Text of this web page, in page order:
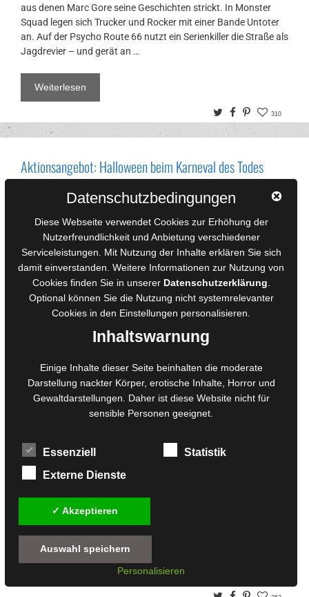
aus denen Marc Gore seine Geschichten strickt. In Monster
Squad legen sich Trucker und Rocker mit einer Bande Untoter
an. Auf der Psycho Route 66 nutzt ein Serienkiller die Straße als
Jagdrevier – und gerät an …
Weiterlesen
TwitterFacebook
Pinterest
310
Aktionsangebot: Halloween beim Karneval des Todes
Um sich so richtig schön auf den Schocktober und Halloween
euch serviert, zu einem grausamen Aktionspreis mit
Happen verbirgt sich in diesem tödlichen Buffet. Und hinter so
Grinsen. Bis zum 15. Schocktober 2019 …
Datenschutzbedingungen
Diese Webseite verwendet Cookies zur Erhöhung der
Nutzerfreundlichkeit und Anbietung verschiedener
Serviceleistungen. Mit Nutzung der Inhalte erklären Sie sich
damit einverstanden. Weitere Informationen zur Nutzung von
Cookies finden Sie in unserer Datenschutzerklärung
Optional können Sie die Nutzung nicht systemrelevanter
Cookies in den Einstellungen personalisieren.
Inhaltswarnung
Einige Inhalte dieser Seite beinhalten die moderate
Darstellung nackter Körper, erotische Inhalte, Horror und
Gewaltdarstellungen. Daher ist diese Website nicht für
sensible Personen geeignet.
Essenziell
Statistik
Externe Dienste
✓ Akzeptieren
Auswahl speichern
Personalisieren